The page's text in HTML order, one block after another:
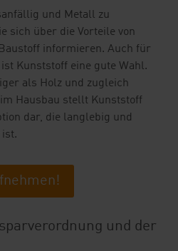
und Metall zu
sich über die Vorteile von
informieren. Auch für
Kunststoff eine gute Wahl.
als Holz und zugleich
Hausbau stellt Kunststoff
dar, die langlebig und
und der